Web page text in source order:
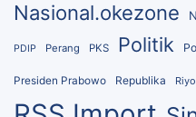
Nasional.okezone
PDIP Perang PKS Politik
Presiden Prabowo Republika